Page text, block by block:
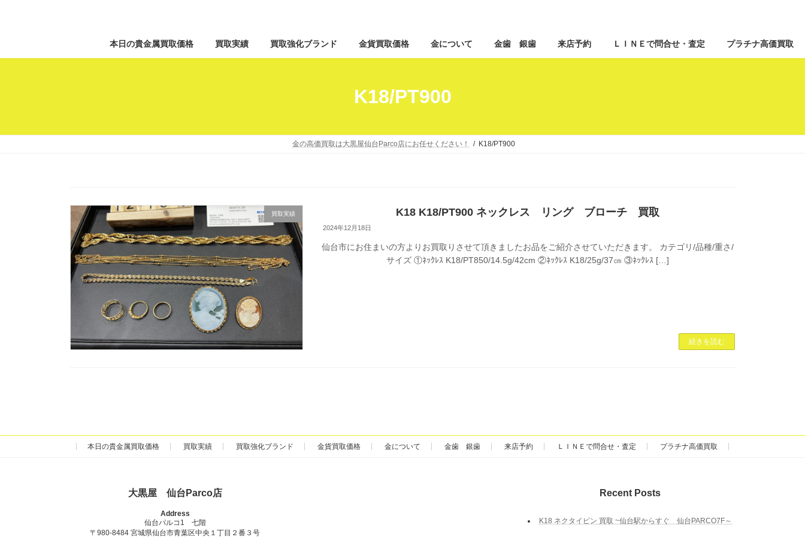
ン
テ
へ
ッ
プ
ビ
ゲ
ョ
移
動
本日の貴金属買取価格 買取実績 買取強化ブランド 金貨買取価格 金について 金歯 銀歯 来店予約 ＬＩＮＥで問合せ・査定 プラチナ高価買取
K18/PT900
金の高価買取は大黒屋仙台Parco店にお任せください！ K18/PT900
買取実績 K18 K18/PT900 ネックレス リング ブローチ 買取
2024年12月18日
仙台市にお住まいの方よりお買取りさせて頂きましたお品をご紹介させていただきます。 カテゴリ/品種/重さ/
サイズ ①ﾈｯｸﾚｽ K18/PT850/14.5g/42cm ②ﾈｯｸﾚｽ K18/25g/37㎝ ③ﾈｯｸﾚｽ […]
続きを読む
本日の貴金属買取価格 買取実績 買取強化ブランド 金貨買取価格 金について 金歯 銀歯 来店予約 ＬＩＮＥで問合せ・査定 プラチナ高価買取
大黒屋 仙台Parco店
Address
仙台パルコ1 七階
〒980-8484 宮城県仙台市青葉区中央１丁目２番３号
Recent Posts
K18 ネクタイピン 買取 ~仙台駅からすぐ 仙台PARCO7F～